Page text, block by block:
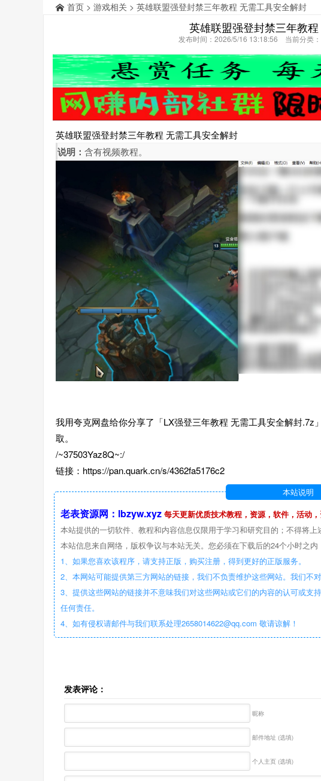
首页 > 游戏相关 > 英雄联盟强登封禁三年教程 无需工具安全解封
英雄联盟强登封禁三年教
发布时间：2026/5/16 13:18:56 当前分类：
英雄联盟强登封禁三年教程 无需工具安全解封
说明： 含有视频教程。
我用夸克网盘给你分享了「LX强登三年教程 无需工具安全解封
取。
/~37503Yaz8Q~:/
链接：https://pan.quark.cn/s/4362fa5176c2
本站说明
老表资源网：lbzyw.xyz 每天更新优质技术教程，资源，软件，活动，
本站提供的一切软件、教程和内容信息仅限用于学习和研究目的；不得将
本站信息来自网络，版权争议与本站无关。您必须在下载后的24个小时之内
1、如果您喜欢该程序，请支持正版，购买注册，得到更好的正版服务。
2、本网站可能提供第三方网站的链接，我们不负责维护这些网站。我们不
3、提供这些网站的链接并不意味我们对这些网站或它们的内容的认可或支
任何责任。
4、如有侵权请邮件与我们联系处理2658014622@qq.com 敬请谅解！
发表评论：
昵称
邮件地址 (选填)
个人主页 (选填)